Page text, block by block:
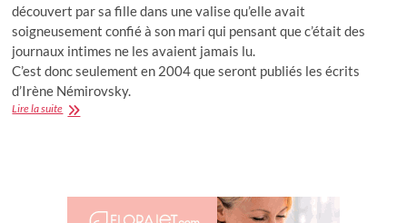
découvert par sa fille dans une valise qu’elle avait
soigneusement confié à son mari qui pensant que c’était des
journaux intimes ne les avaient jamais lu.
C’est donc seulement en 2004 que seront publiés les écrits
d’Irène Némirovsky.
Lire la suiteSuite